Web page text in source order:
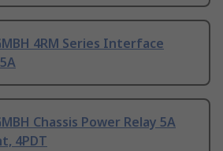
4RM Series Interface
Chassis Power Relay 5A
4PDT